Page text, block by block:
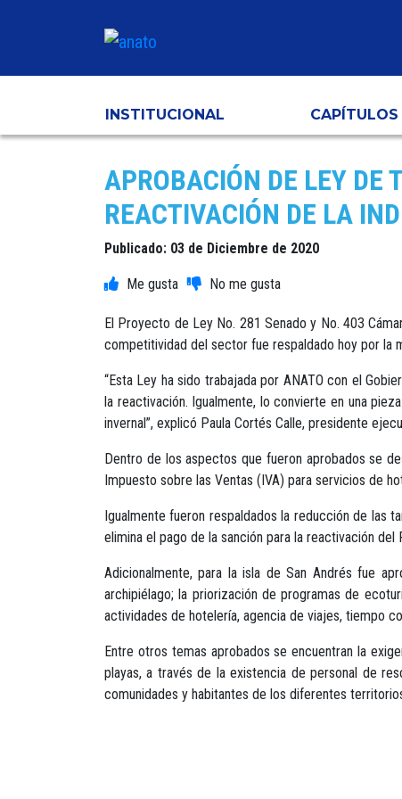
INSTITUCIONAL CAPÍTULOS
APROBACIÓN DE LEY DE
REACTIVACIÓN DE LA
Publicado: 03 de Diciembre de 2020
El Proyecto de Ley No. 281 Senado y No. 403
competitividad del sector fue respaldado hoy por la
“Esta Ley ha sido trabajada por ANATO con el
la reactivación. Igualmente, lo convierte en una
invernal”, explicó Paula Cortés Calle, presidente
Dentro de los aspectos que fueron aprobados se
Impuesto sobre las Ventas (IVA) para servicios de
Igualmente fueron respaldados la reducción de las
elimina el pago de la sanción para la reactivación
Adicionalmente, para la isla de San Andrés fue
archipiélago; la priorización de programas de
actividades de hotelería, agencia de viajes, tiempo
Entre otros temas aprobados se encuentran la
playas, a través de la existencia de personal de
comunidades y habitantes de los diferentes